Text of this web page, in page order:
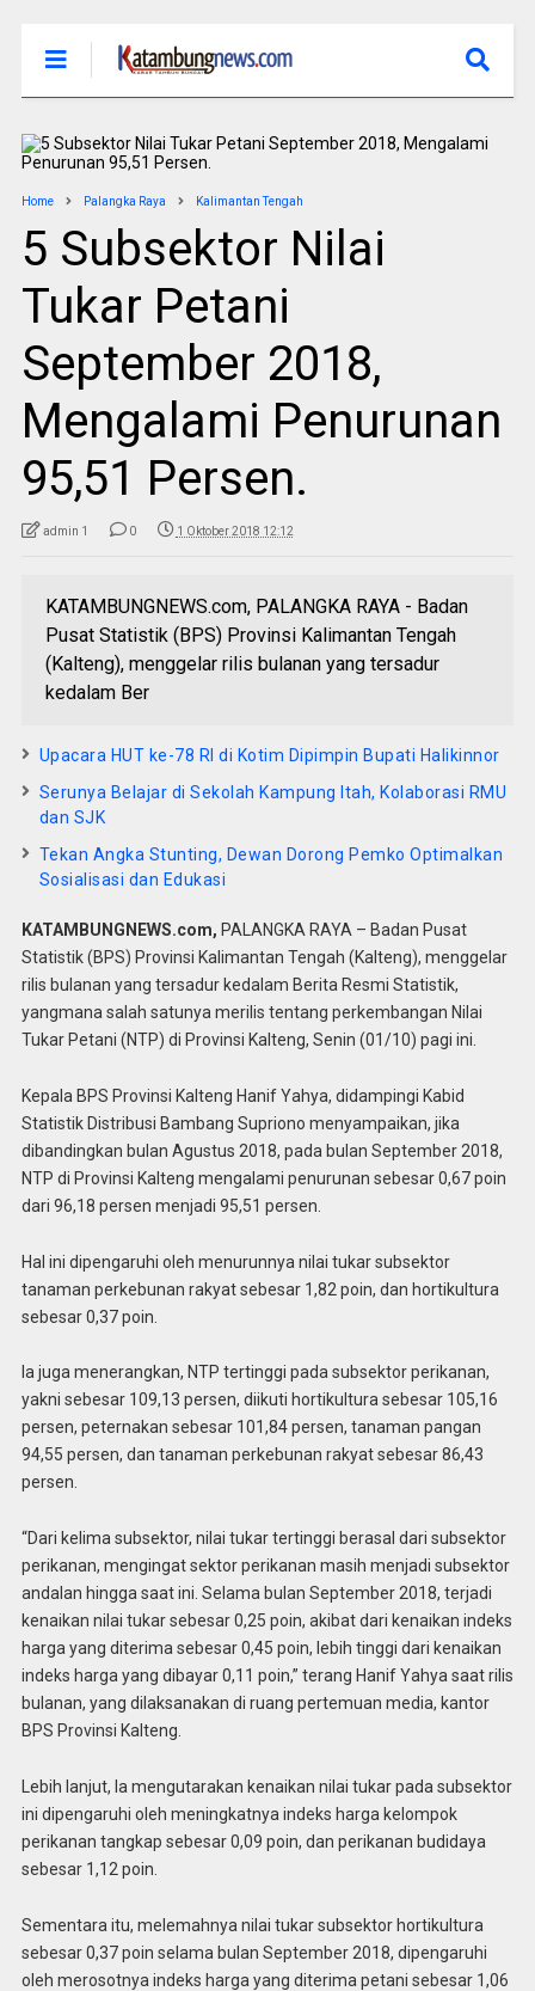
Home Palangka Raya Kalimantan Tengah
5 Subsektor Nilai
Tukar Petani
September 2018,
Mengalami Penurunan
95,51 Persen.
admin 1 0 1 Oktober 2018 12:12
KATAMBUNGNEWS.com, PALANGKA RAYA - Badan
Pusat Statistik (BPS) Provinsi Kalimantan Tengah
(Kalteng), menggelar rilis bulanan yang tersadur
kedalam Ber
Upacara HUT ke-78 RI di Kotim Dipimpin Bupati Halikinnor
Serunya Belajar di Sekolah Kampung Itah, Kolaborasi RMU
dan SJK
Tekan Angka Stunting, Dewan Dorong Pemko Optimalkan
Sosialisasi dan Edukasi
KATAMBUNGNEWS.com, PALANGKA RAYA – Badan Pusat
Statistik (BPS) Provinsi Kalimantan Tengah (Kalteng), menggelar
rilis bulanan yang tersadur kedalam Berita Resmi Statistik,
yangmana salah satunya merilis tentang perkembangan Nilai
Tukar Petani (NTP) di Provinsi Kalteng, Senin (01/10) pagi ini.
Kepala BPS Provinsi Kalteng Hanif Yahya, didampingi Kabid
Statistik Distribusi Bambang Supriono menyampaikan, jika
dibandingkan bulan Agustus 2018, pada bulan September 2018,
NTP di Provinsi Kalteng mengalami penurunan sebesar 0,67 poin
dari 96,18 persen menjadi 95,51 persen.
Hal ini dipengaruhi oleh menurunnya nilai tukar subsektor
tanaman perkebunan rakyat sebesar 1,82 poin, dan hortikultura
sebesar 0,37 poin.
Ia juga menerangkan, NTP tertinggi pada subsektor perikanan,
yakni sebesar 109,13 persen, diikuti hortikultura sebesar 105,16
persen, peternakan sebesar 101,84 persen, tanaman pangan
94,55 persen, dan tanaman perkebunan rakyat sebesar 86,43
persen.
“Dari kelima subsektor, nilai tukar tertinggi berasal dari subsektor
perikanan, mengingat sektor perikanan masih menjadi subsektor
andalan hingga saat ini. Selama bulan September 2018, terjadi
kenaikan nilai tukar sebesar 0,25 poin, akibat dari kenaikan indeks
harga yang diterima sebesar 0,45 poin, lebih tinggi dari kenaikan
indeks harga yang dibayar 0,11 poin,” terang Hanif Yahya saat rilis
bulanan, yang dilaksanakan di ruang pertemuan media, kantor
BPS Provinsi Kalteng.
Lebih lanjut, Ia mengutarakan kenaikan nilai tukar pada subsektor
ini dipengaruhi oleh meningkatnya indeks harga kelompok
perikanan tangkap sebesar 0,09 poin, dan perikanan budidaya
sebesar 1,12 poin.
Sementara itu, melemahnya nilai tukar subsektor hortikultura
sebesar 0,37 poin selama bulan September 2018, dipengaruhi
oleh merosotnya indeks harga yang diterima petani sebesar 1,06